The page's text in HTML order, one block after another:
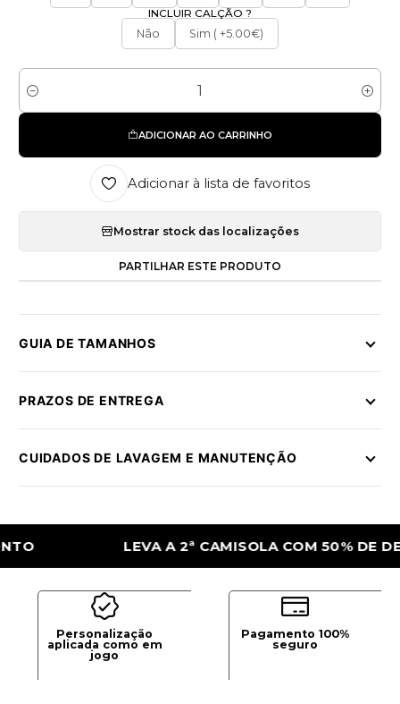
INCLUIR CALÇÃO ?
Não
Sim ( +5.00€)
Quantidade
ADICIONAR AO CARRINHO
Adicionar à lista de favoritos
Mostrar stock das localizações
PARTILHAR ESTE PRODUTO
GUIA DE TAMANHOS
PRAZOS DE ENTREGA
CUIDADOS DE LAVAGEM E MANUTENÇÃO
LEVA A 2ª CAMISOLA COM 50% DE
Personalização
aplicada como em
jogo
Pagamento 100%
seguro